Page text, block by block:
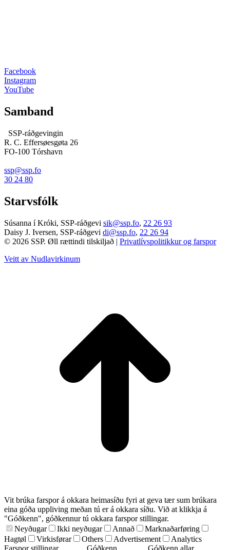
Facebook
Instagram
YouTube
Samband
SSP-ráðgevingin
R. C. Effersøesgøta 26
FO-100 Tórshavn
ssp@ssp.fo
30 24 80
Starvsfólk
Súsanna í Króki, SSP-ráðgevi sik@ssp.fo, 22 26 93
Daisy J. Iversen, SSP-ráðgevi di@ssp.fo, 22 26 94
© 2026 SSP. Øll rættindi tilskiljað | Privatlívspolitikkur og farspor
Veitt av Nudlavirkinum
Vit brúka farspor á okkara heimasíðu fyri at geva tær sum brúkara
eina góða uppliving meðan tú er á okkara síðu. Við at klikkja á
"Góðkenn", góðkennur tú okkara farspor stillingar.
Neyðugar
Ikki neyðugar Annað
Marknaðarføring
Hagtøl
Virkisførar Others Advertisement
Analytics
Farspor stillingar
Góðkenn Góðkenn allar